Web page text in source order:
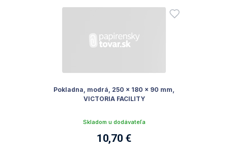
Pokladna, modrá, 250 x 180 x 90 mm,
VICTORIA FACILITY
Skladom u dodávateľa
10,70 €